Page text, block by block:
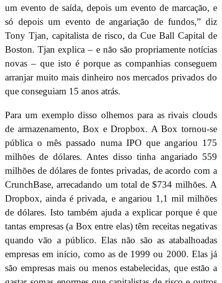
um evento de saída, depois um evento de marcação, e
só depois um evento de angariação de fundos,” diz
Tony Tjan, capitalista de risco, da Cue Ball Capital de
Boston. Tjan explica – e não são propriamente notícias
novas – que isto é porque as companhias conseguem
arranjar muito mais dinheiro nos mercados privados do
que conseguiam 15 anos atrás.
Para um exemplo disso olhemos para as rivais clouds
de armazenamento, Box e Dropbox. A Box tornou-se
pública o mês passado numa IPO que angariou 175
milhões de dólares. Antes disso tinha angariado 559
milhões de dólares de fontes privadas, de acordo com a
CrunchBase, arrecadando um total de $734 milhões. A
Dropbox, ainda é privada, e angariou 1,1 mil milhões
de dólares. Isto também ajuda a explicar porque é que
tantas empresas (a Box entre elas) têm receitas negativas
quando vão a público. Elas não são as atabalhoadas
empresas em início, como as de 1999 ou 2000. Elas já
são empresas mais ou menos estabelecidas, que estão a